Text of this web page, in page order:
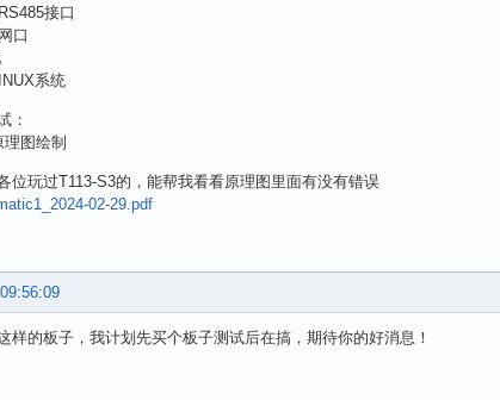
接口
口
系统
：
图绘制
位玩过T113-S3的，能帮我看看原理图里面有没有错误
02-29.pdf
样的板子，我计划先买个板子测试后在搞，期待你的好消息！